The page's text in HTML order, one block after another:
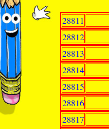
28811
28812
28813
28814
28815
28816
28817